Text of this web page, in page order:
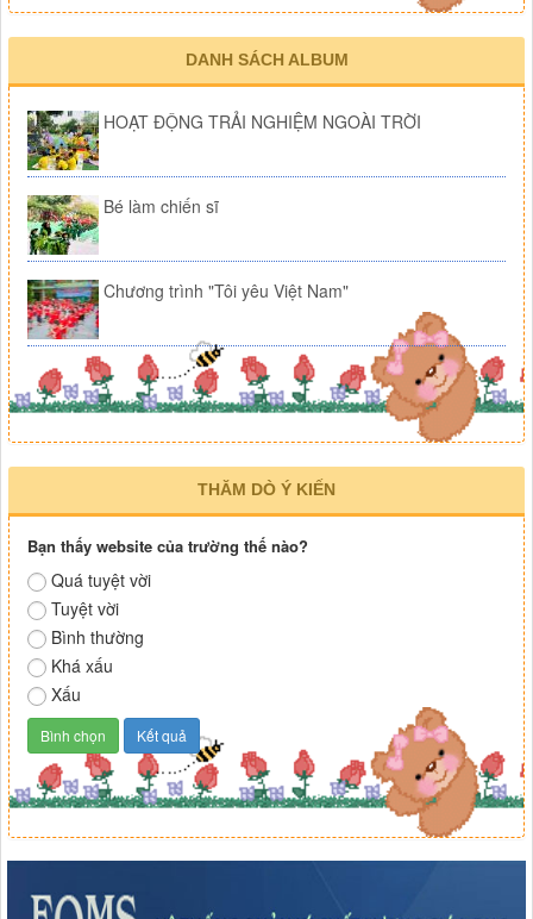
DANH SÁCH ALBUM
HOẠT ĐỘNG TRẢI NGHIỆM NGOÀI TRỜI
Bé làm chiến sĩ
Chương trình "Tôi yêu Việt Nam"
THĂM DÒ Ý KIẾN
Bạn thấy website của trường thế nào?
Quá tuyệt vời
Tuyệt vời
Bình thường
Khá xấu
Xấu